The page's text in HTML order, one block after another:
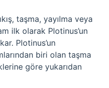
taşma, yayılma veya
ilk olarak Plotinus’un
Plotinus’un
biri olan taşma
göre yukarıdan